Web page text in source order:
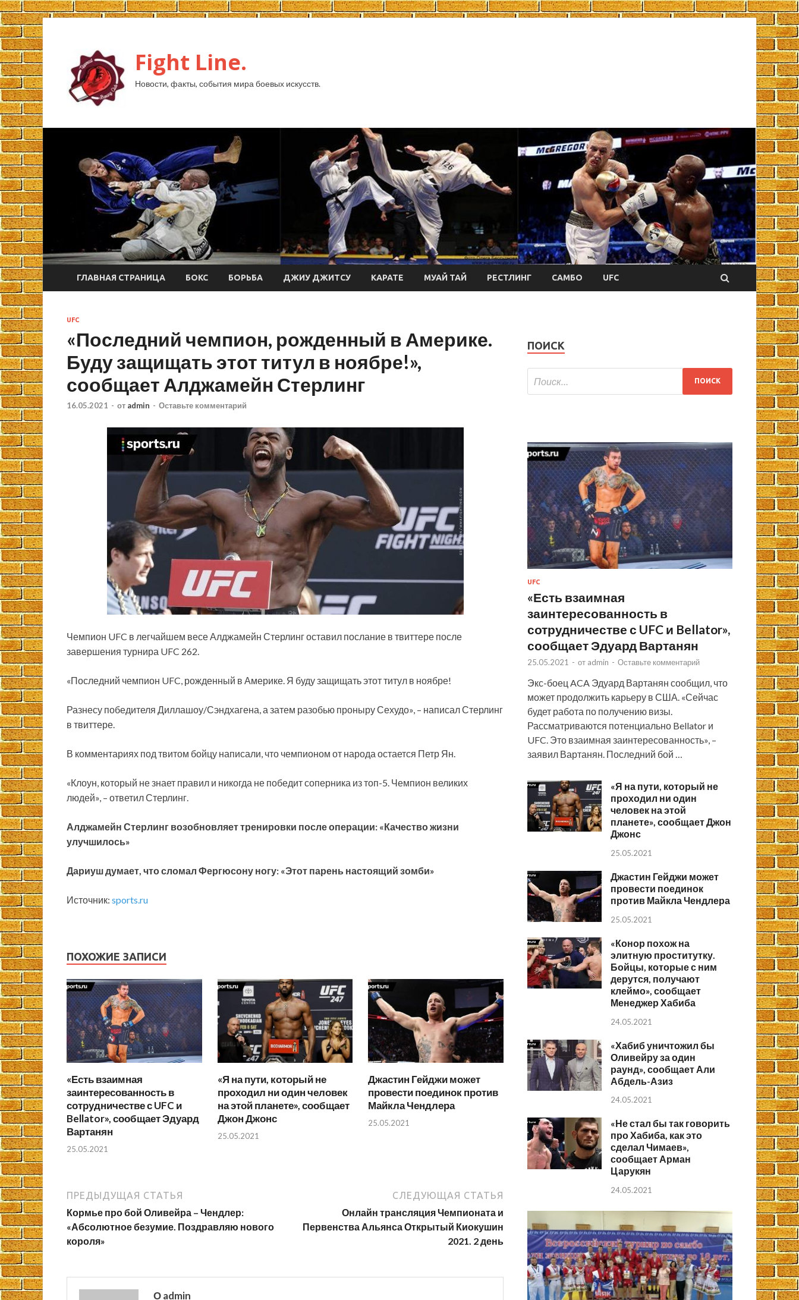
Fight Line.
Новости, факты, события мира боевых искусств.
ГЛАВНАЯ СТРАНИЦА БОКС БОРЬБА ДЖИУ ДЖИТСУ КАРАТЕ МУАЙ ТАЙ РЕСТЛИНГ САМБО UFC
UFC
«Последний чемпион, рожденный в Америке.
Буду защищать этот титул в ноябре!»,
сообщает Алджамейн Стерлинг
16.05.2021 - от admin - Оставьте комментарий
Чемпион UFC в легчайшем весе Алджамейн Стерлинг оставил послание в твиттере после
завершения турнира UFC 262.
«Последний чемпион UFC, рожденный в Америке. Я буду защищать этот титул в ноябре!
Разнесу победителя Диллашоу/Сэндхагена, а затем разобью проныру Сехудо», – написал Стерлинг
в твиттере.
В комментариях под твитом бойцу написали, что чемпионом от народа остается Петр Ян.
«Клоун, который не знает правил и никогда не победит соперника из топ-5. Чемпион великих
людей», – ответил Стерлинг.
Алджамейн Стерлинг возобновляет тренировки после операции: «Качество жизни
улучшилось»
Дариуш думает, что сломал Фергюсону ногу: «Этот парень настоящий зомби»
Источник: sports.ru
ПОХОЖИЕ ЗАПИСИ
«Есть взаимная
заинтересованность в
сотрудничестве с UFC и
Bellator», сообщает Эдуард
Вартанян
25.05.2021
«Я на пути, который не
проходил ни один человек
на этой планете», сообщает
Джон Джонс
25.05.2021
Джастин Гейджи может
провести поединок против
Майкла Чендлера
25.05.2021
ПРЕДЫДУЩАЯ СТАТЬЯ
Кормье про бой Оливейра – Чендлер:
«Абсолютное безумие. Поздравляю нового
короля»
СЛЕДУЮЩАЯ СТАТЬЯ
Онлайн трансляция Чемпионата и
Первенства Альянса Открытый Киокушин
2021. 2 день
О admin
ПОИСК
UFC
«Есть взаимная
заинтересованность в
сотрудничестве с UFC и Bellator»,
сообщает Эдуард Вартанян
25.05.2021 - от admin - Оставьте комментарий
Экс-боец ACA Эдуард Вартанян сообщил, что
может продолжить карьеру в США. «Сейчас
будет работа по получению визы.
Рассматриваются потенциально Bellator и
UFC. Это взаимная заинтересованность», –
заявил Вартанян. Последний бой …
«Я на пути, который не
проходил ни один
человек на этой
планете», сообщает Джон
Джонс
25.05.2021
Джастин Гейджи может
провести поединок
против Майкла Чендлера
25.05.2021
«Конор похож на
элитную проститутку.
Бойцы, которые с ним
дерутся, получают
клеймо», сообщает
Менеджер Хабиба
24.05.2021
«Хабиб уничтожил бы
Оливейру за один
раунд», сообщает Али
Абдель-Азиз
24.05.2021
«Не стал бы так говорить
про Хабиба, как это
сделал Чимаев»,
сообщает Арман
Царукян
24.05.2021